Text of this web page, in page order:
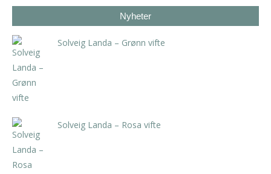
Nyheter
Solveig Landa – Grønn vifte
Solveig Landa – Rosa vifte